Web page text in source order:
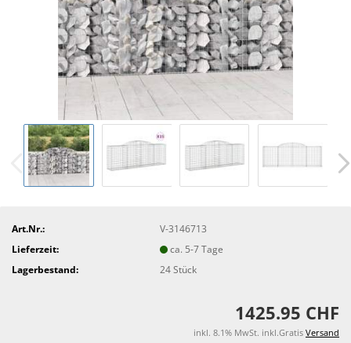
Art.Nr.:
V-3146713
Lieferzeit:
ca. 5-7 Tage
Lagerbestand:
24Stück
1425.95 CHF
inkl. 8.1% MwSt. inkl.Gratis Versand